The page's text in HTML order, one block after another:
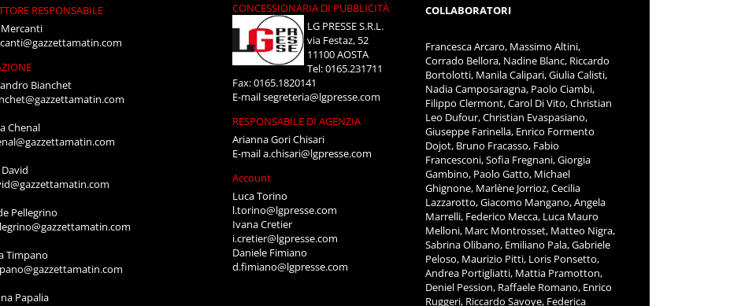
RESPONSABILE
Bianchet
Chenal
Pellegrino
Timpano
Papalia
CONCESSIONARIA DI PUBBLICITÀ
LG PRESSE S.R.L.
via Festaz, 52
11100 AOSTA
Tel: 0165.231711
Fax: 0165.1820141
E-mailsegreteria@lgpresse.com
RESPONSABILE DI AGENZIA
Arianna Gori Chisari
E-maila.chisari@lgpresse.com
Account
Luca Torino
l.torino@lgpresse.com
Ivana Cretier
i.cretier@lgpresse.com
Daniele Fimiano
d.fimiano@lgpresse.com
COLLABORATORI
Francesca Arcaro, Massimo Altini,
Corrado Bellora, Nadine Blanc, Riccardo
Bortolotti, Manila Calipari, Giulia Calisti,
Nadia Camposaragna, Paolo Ciambi,
Filippo Clermont, Carol Di Vito, Christian
Leo Dufour, Christian Evaspasiano,
Giuseppe Farinella, Enrico Formento
Dojot, Bruno Fracasso, Fabio
Francesconi, Sofia Fregnani, Giorgia
Gambino, Paolo Gatto, Michael
Ghignone, Marlène Jorrioz, Cecilia
Lazzarotto, Giacomo Mangano, Angela
Marrelli, Federico Mecca, Luca Mauro
Melloni, Marc Montrosset, Matteo Nigra,
Sabrina Olibano, Emiliano Pala, Gabriele
Peloso, Maurizio Pitti, Loris Ponsetto,
Andrea Portigliatti, Mattia Pramotton,
Deniel Pession, Raffaele Romano, Enrico
Ruggeri, Riccardo Savoye, Federica